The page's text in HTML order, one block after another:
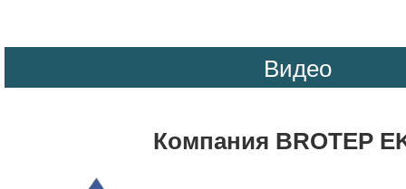
Видео
Компания BROTEP